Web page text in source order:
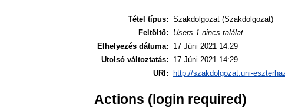
Tétel típus: Szakdolgozat (Szakdolgozat)
Feltöltő:
Users 1 nincs találat.
Elhelyezés dátuma:
17 Júni 2021 14:29
Utolsó változtatás:
17 Júni 2021 14:29
URI:
http://szakdolgozat.uni-
Actions (login required)